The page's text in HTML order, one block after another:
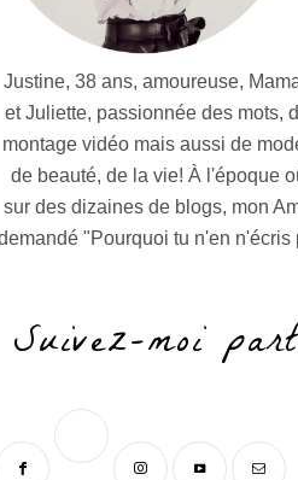
Justine, 38 ans, amoureuse,
et Juliette, passionnée des mots,
montage vidéo mais aussi de
de beauté, de la vie! À l'époque
sur des dizaines de blogs, mon
"Pourquoi tu n'en n'écris
Suivez-moi